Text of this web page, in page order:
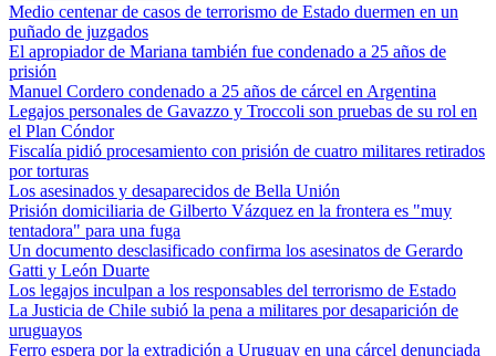
Medio centenar de casos de terrorismo de Estado duermen en un
puñado de juzgados
El apropiador de Mariana también fue condenado a 25 años de
prisión
Manuel Cordero condenado a 25 años de cárcel en Argentina
Legajos personales de Gavazzo y Troccoli son pruebas de su rol en
el Plan Cóndor
Fiscalía pidió procesamiento con prisión de cuatro militares retirados
por torturas
Los asesinados y desaparecidos de Bella Unión
Prisión domiciliaria de Gilberto Vázquez en la frontera es "muy
tentadora" para una fuga
Un documento desclasificado confirma los asesinatos de Gerardo
Gatti y León Duarte
Los legajos inculpan a los responsables del terrorismo de Estado
La Justicia de Chile subió la pena a militares por desaparición de
uruguayos
Ferro espera por la extradición a Uruguay en una cárcel denunciada